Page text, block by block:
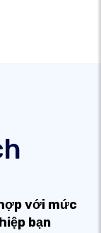
với mức
bạn